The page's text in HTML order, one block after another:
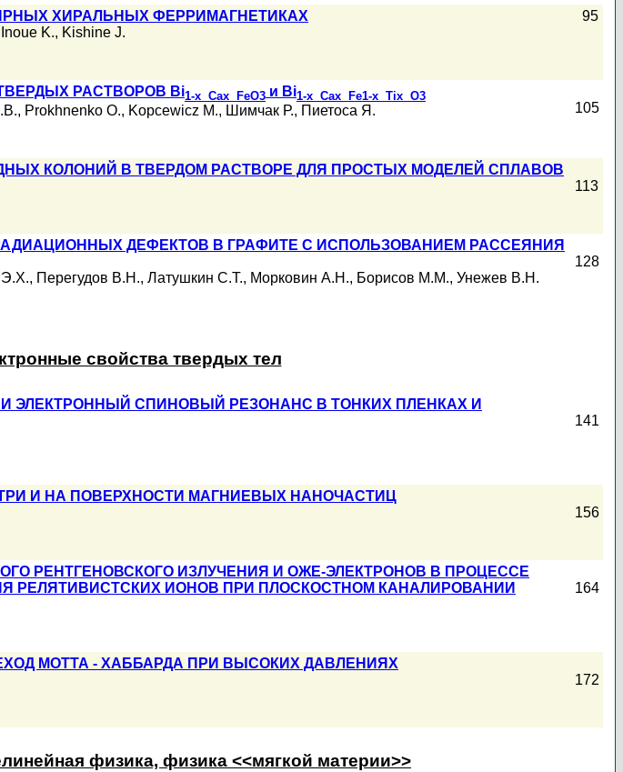
ХИРАЛЬНЫХ ФЕРРИМАГНЕТИКАХ
Inoue K., Kishine J.
95
РАСТВОРОВ Bi1-x Cax FeO3 и Bi1-x Cax Fe1-x Tix O3
, Prokhnenko O., Kopcewicz M., Шимчак Р., Пиетоса Я. 105
КОЛОНИЙ В ТВЕРДОМ РАСТВОРЕ ДЛЯ ПРОСТЫХ МОДЕЛЕЙ СПЛАВОВ
113
ДЕФЕКТОВ В ГРАФИТЕ С ИСПОЛЬЗОВАНИЕМ РАССЕЯНИЯ
, Перегудов В.Н., Латушкин С.Т., Морковин А.Н., Борисов М.М., Унежев В.Н.
128
свойства твердых тел
ЭЛЕКТРОННЫЙ СПИНОВЫЙ РЕЗОНАНС В ТОНКИХ ПЛЕНКАХ И
141
И НА ПОВЕРХНОСТИ МАГНИЕВЫХ НАНОЧАСТИЦ
156
РЕНТГЕНОВСКОГО ИЗЛУЧЕНИЯ И ОЖЕ-ЭЛЕКТРОНОВ В ПРОЦЕССЕ
РЕЛЯТИВИСТСКИХ ИОНОВ ПРИ ПЛОСКОСТНОМ КАНАЛИРОВАНИИ
164
МОТТА - ХАББАРДА ПРИ ВЫСОКИХ ДАВЛЕНИЯХ
172
физика, физика <<мягкой материи>>